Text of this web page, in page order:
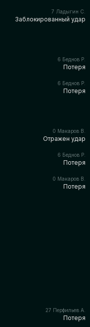
7 Ладыгин С.
Заблокированный удар
6 Беднов Р.
Потеря
6 Беднов Р.
Потеря
0 Макаров В.
Отражен удар
6 Беднов Р.
Потеря
0 Макаров В.
Потеря
27 Перфильев А.
Потеря